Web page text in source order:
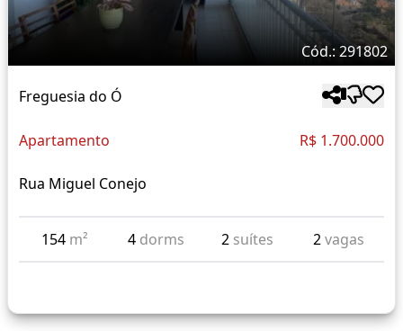
Cód.: 291802
Freguesia do Ó
Apartamento R$ 1.700.000
Rua Miguel Conejo
154 m² 4 dorms 2 suítes 2vagas